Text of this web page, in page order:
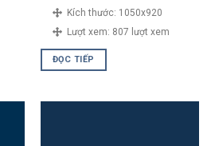
Kích thước: 1050x920
Lượt xem: 807 lượt xem
ĐỌC TIẾP